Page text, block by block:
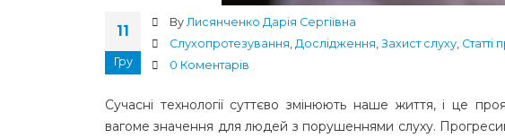
11
Гру
By Лисянченко Дарія Сергіївна
Cлухопротезування, Дослідження, Захист слуху, Статті
0 Коментарів
Сучасні технології суттєво змінюють наше життя, і це
вагоме значення для людей з порушеннями слуху.